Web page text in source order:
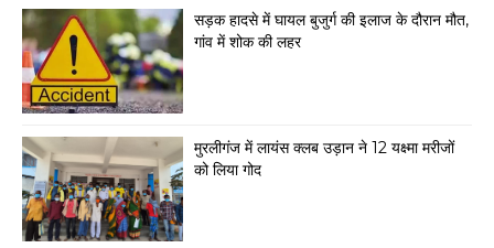
सड़क हादसे में घायल बुजुर्ग की इलाज के दौरान मौत,
गांव में शोक की लहर
मुरलीगंज में लायंस क्लब उड़ान ने 12 यक्ष्मा मरीजों
को लिया गोद